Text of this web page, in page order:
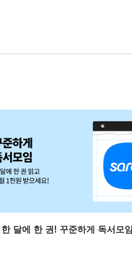
달에 한 권! 꾸준하게 독서모임